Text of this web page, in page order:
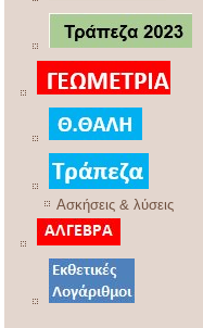
Ασκήσεις & λύσεις